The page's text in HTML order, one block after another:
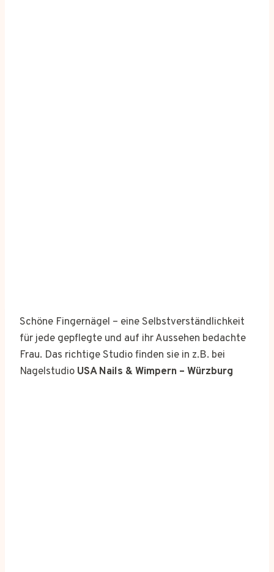
Schöne Fingernägel – eine Selbstverständlichkeit
für jede gepflegte und auf ihr Aussehen bedachte
Frau. Das richtige Studio finden sie in z.B. bei
Nagelstudio USA Nails & Wimpern – Würzburg